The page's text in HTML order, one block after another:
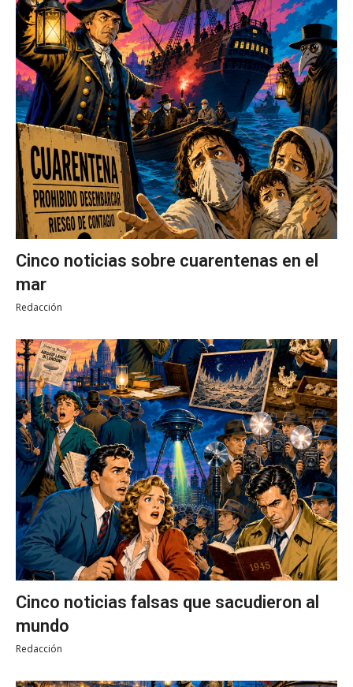
Cinco noticias sobre cuarentenas en el
mar
Redacción
Cinco noticias falsas que sacudieron al
mundo
Redacción